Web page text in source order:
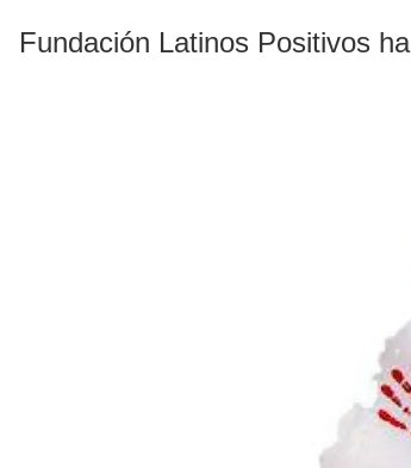
Fundación Latinos Positivos